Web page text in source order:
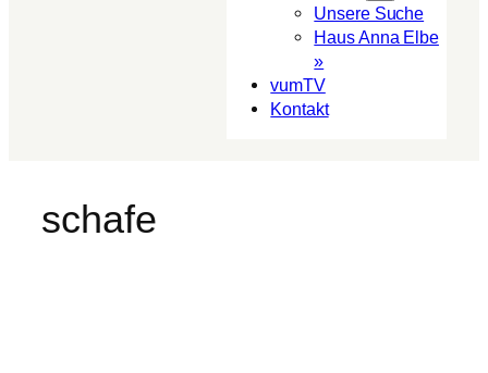
Unsere Suche
Haus Anna Elbe
»
vumTV
Kon­takt
schafe